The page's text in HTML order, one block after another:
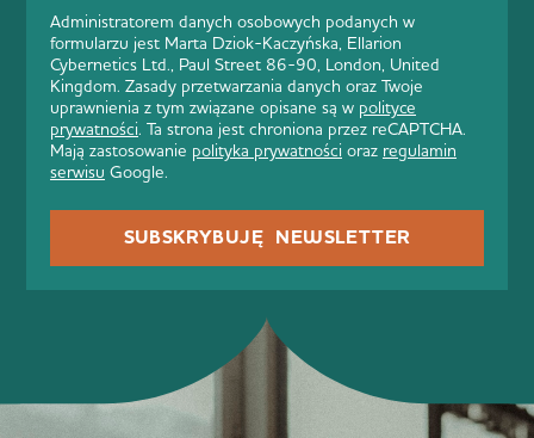
Administratorem danych osobowych podanych w
formularzu jest Marta Dziok-Kaczyńska, Ellarion
Cybernetics Ltd., Paul Street 86-90, London, United
Kingdom. Zasady przetwarzania danych oraz Twoje
uprawnienia z tym związane opisane są w polityce
prywatności. Ta strona jest chroniona przez reCAPTCHA.
Mają zastosowanie polityka prywatności oraz regulamin
serwisu Google.
SUBSKRYBUJĘ NEWSLETTER